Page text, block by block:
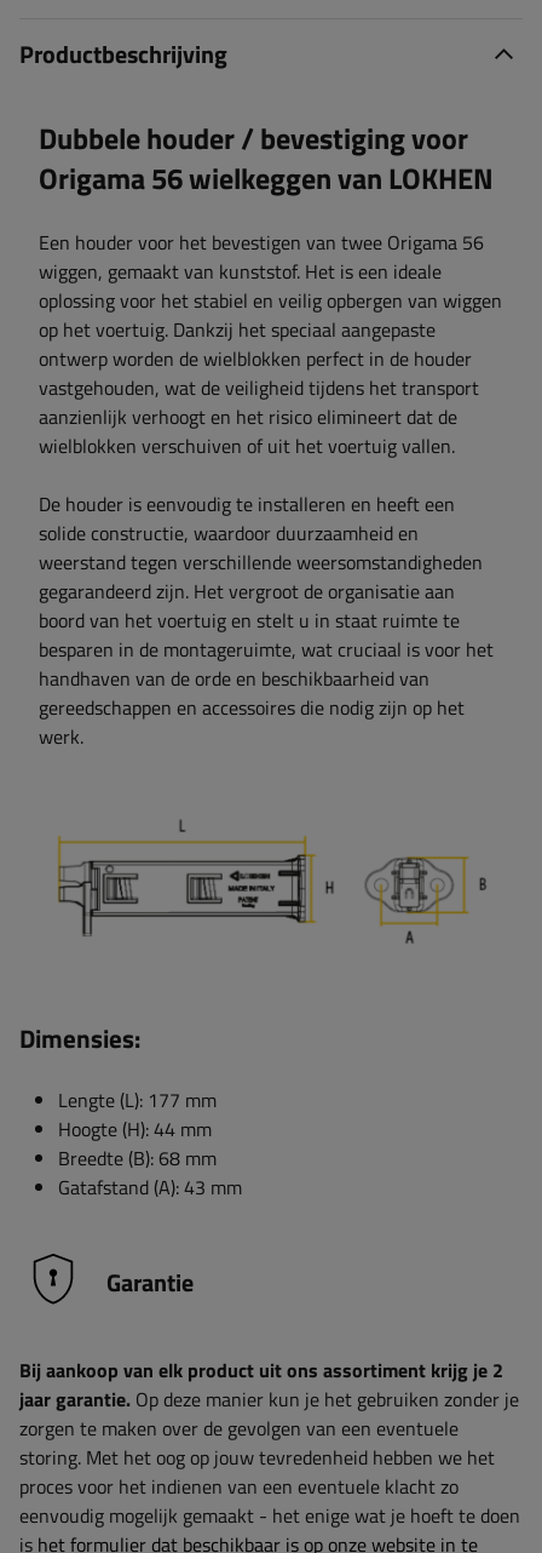
Productbeschrijving
Dubbele houder / bevestiging voor
Origama 56 wielkeggen van LOKHEN
Een houder voor het bevestigen van twee Origama 56
wiggen, gemaakt van kunststof. Het is een ideale
oplossing voor het stabiel en veilig opbergen van wiggen
op het voertuig. Dankzij het speciaal aangepaste
ontwerp worden de wielblokken perfect in de houder
vastgehouden, wat de veiligheid tijdens het transport
aanzienlijk verhoogt en het risico elimineert dat de
wielblokken verschuiven of uit het voertuig vallen.
De houder is eenvoudig te installeren en heeft een
solide constructie, waardoor duurzaamheid en
weerstand tegen verschillende weersomstandigheden
gegarandeerd zijn. Het vergroot de organisatie aan
boord van het voertuig en stelt u in staat ruimte te
besparen in de montageruimte, wat cruciaal is voor het
handhaven van de orde en beschikbaarheid van
gereedschappen en accessoires die nodig zijn op het
werk.
Dimensies:
Lengte (L): 177 mm
Hoogte (H): 44 mm
Breedte (B): 68 mm
Gatafstand (A): 43 mm
Garantie
Bij aankoop van elk product uit ons assortiment krijg je 2
jaar garantie. Op deze manier kun je het gebruiken zonder je
zorgen te maken over de gevolgen van een eventuele
storing. Met het oog op jouw tevredenheid hebben we het
proces voor het indienen van een eventuele klacht zo
eenvoudig mogelijk gemaakt - het enige wat je hoeft te doen
is het formulier dat beschikbaar is op onze website in te